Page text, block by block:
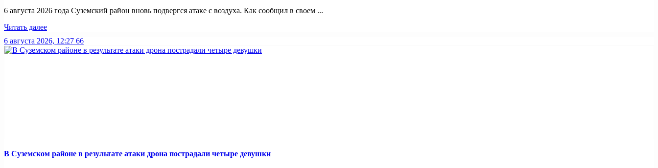
6 августа 2026 года Суземский район вновь подвергся атаке с воздуха. Как сообщил в своем ...
Читать далее
6 августа 2026, 12:27 66
В Суземском районе в результате атаки дрона пострадали четыре девушки